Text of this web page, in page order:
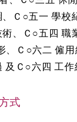
Ｃ○五一 學校
術、Ｃ○五四 職
、Ｃ○六二 僱用
及Ｃ○六四 工作
式